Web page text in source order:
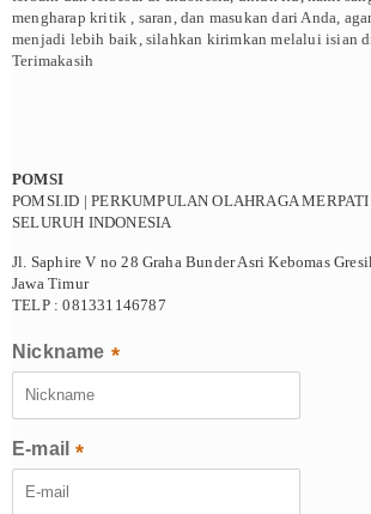
mengharap kritik , saran, dan masukan dari Anda,
menjadi lebih baik, silahkan kirimkan melalui isian
Terimakasih
POMSI
POMSI.ID | PERKUMPULAN OLAHRAGA MERPATI
SELURUH INDONESIA
Jl. Saphire V no 28 Graha Bunder Asri Kebomas
Jawa Timur
TELP : 081331146787
Nickname *
E-mail *